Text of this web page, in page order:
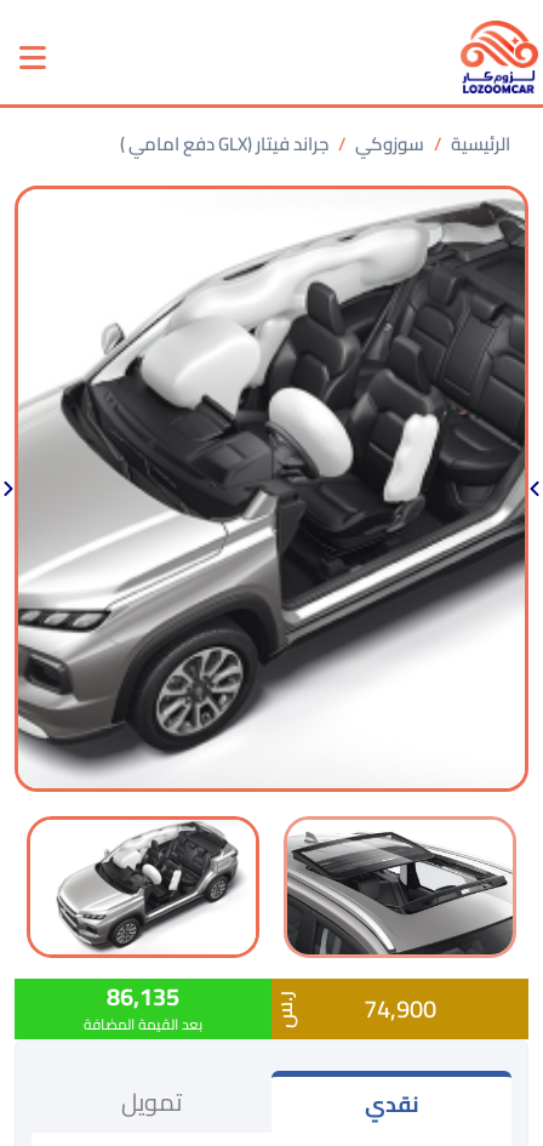
الرئيسية سوزوكي جراند فيتار (GLX دفع امامي )
74,900 ر.س 86,135
بعد القيمة المضافة
نقدي تمويل